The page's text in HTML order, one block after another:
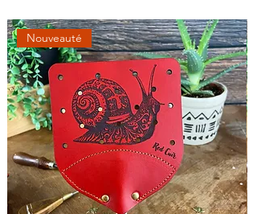
Nouveauté